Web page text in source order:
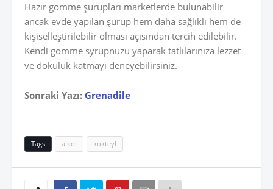
Hazır gomme şurupları marketlerde bulunabilir
ancak evde yapılan şurup hem daha sağlıklı hem de
kişiselleştirilebilir olması açısından tercih edilebilir.
Kendi gomme syrupnuzu yaparak tatlılarınıza lezzet
ve dokuluk katmayı deneyebilirsiniz.
Sonraki Yazı: Grenadile
Tags alkol kokteyl